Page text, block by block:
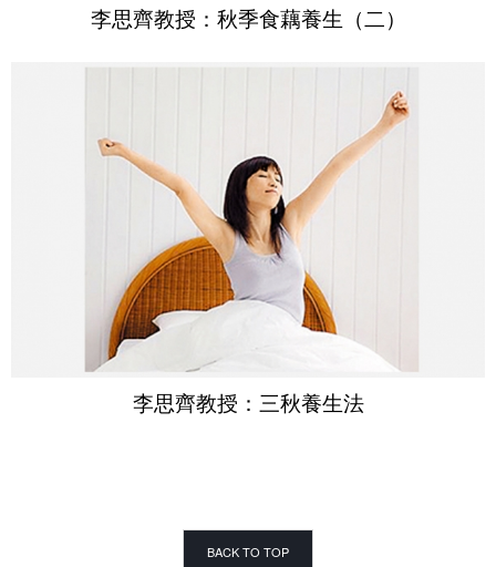
李思齊教授：秋季食藕養生（二）
李思齊教授：三秋養生法
BACK TO TOP